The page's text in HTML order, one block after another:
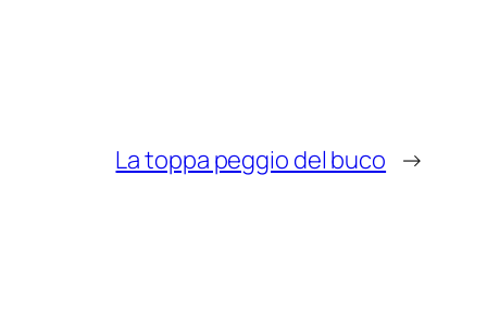
La toppa peggio del buco →